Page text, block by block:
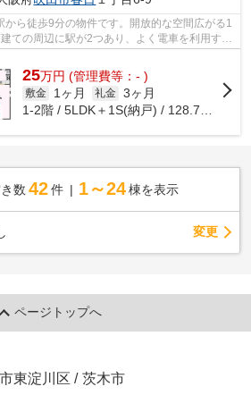
から徒歩9分の物件です。開放的な空間広がる1
ての周辺に駅が2つあり、よく電車を利用する
25万円 (管理費等：- )
敷金 1ヶ月 礼金 3ヶ月
数 42 件 1～24 棟を表示
変更
ページトップへ
東淀川区 / 茨木市